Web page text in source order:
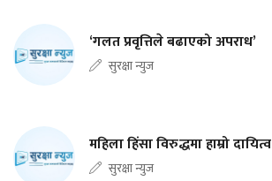
‘गलत प्रवृत्तिले बढाएको अपराध’
सुरक्षा न्युज
महिला हिंसा विरुद्धमा हाम्रो दायित्व
सुरक्षा न्युज